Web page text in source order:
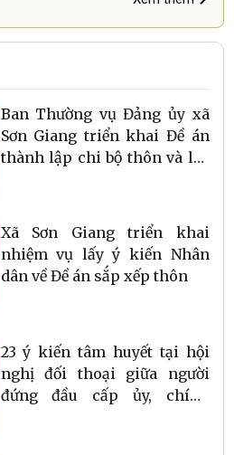
Ban Thường vụ Đảng ủy xã
Sơn Giang triển khai Đề án
thành lập chi bộ thôn và lấy
Xã Sơn Giang triển khai
nhiệm vụ lấy ý kiến Nhân
dân về Đề án sắp xếp thôn
23 ý kiến tâm huyết tại hội
nghị đối thoại giữa người
đứng đầu cấp ủy, chính